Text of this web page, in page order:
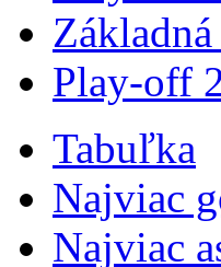
Play-off
Tabuľka
Najviac
Najviac